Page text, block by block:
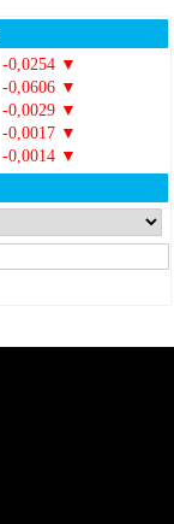
-0,0254 ▼
-0,0606 ▼
-0,0029 ▼
-0,0017 ▼
-0,0014 ▼